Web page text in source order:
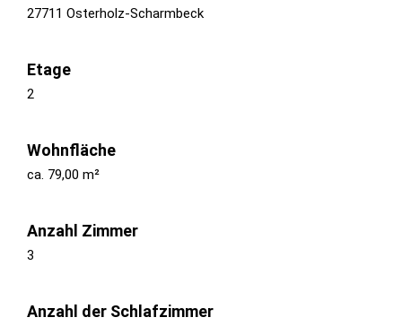
27711 Osterholz-Scharmbeck
Etage
2
Wohnfläche
ca. 79,00 m²
Anzahl Zimmer
3
Anzahl der Schlafzimmer